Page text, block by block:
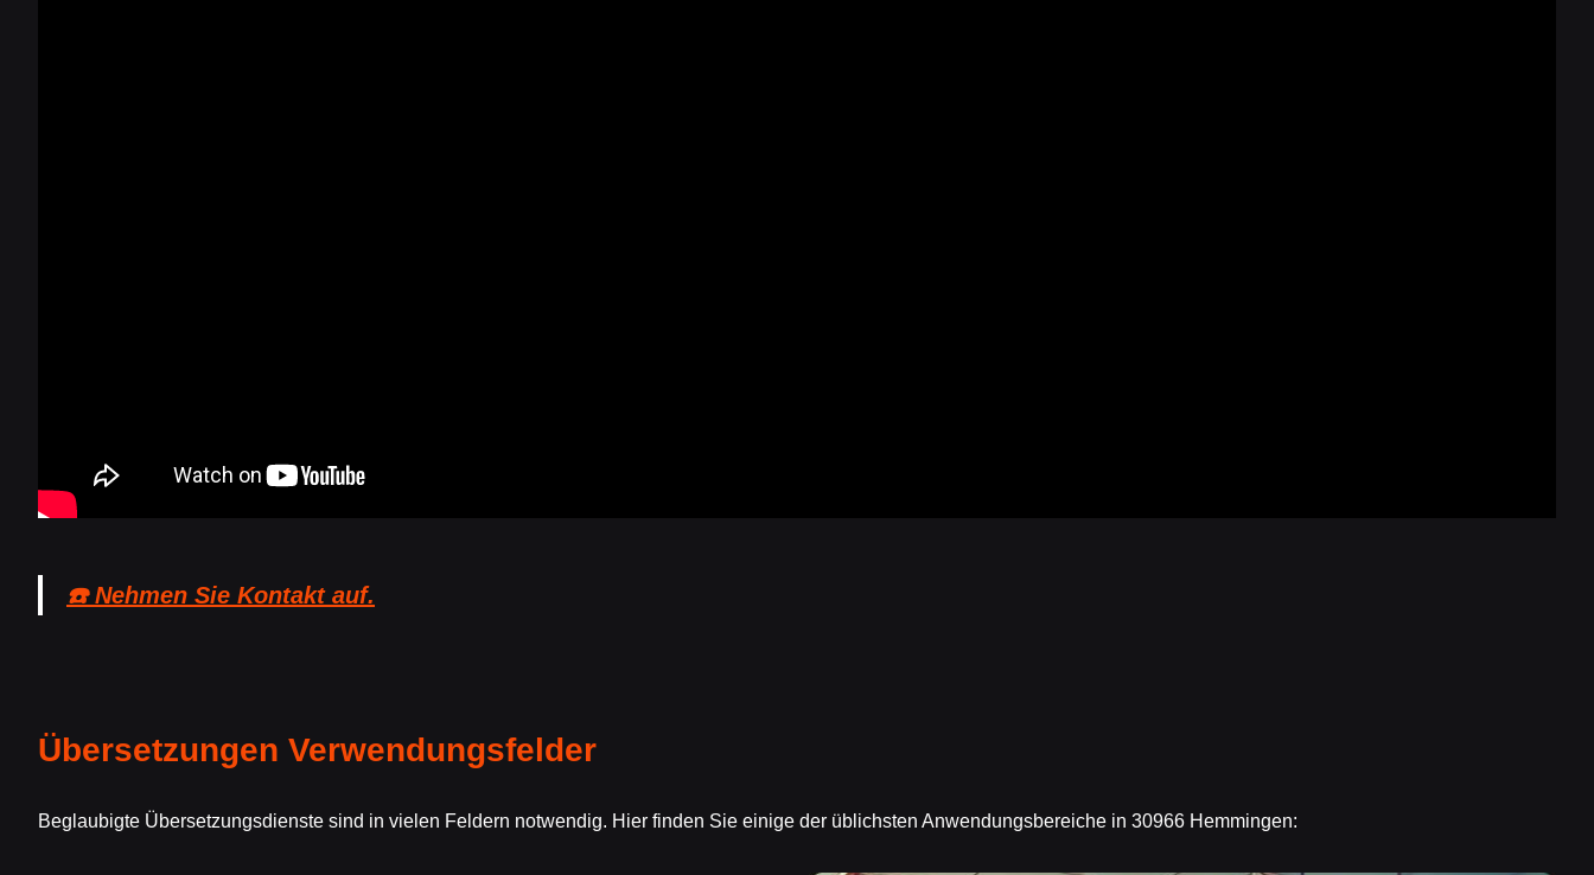
☎️ Nehmen Sie Kontakt auf.
Übersetzungen Verwendungsfelder
Beglaubigte Übersetzungsdienste sind in vielen Feldern notwendig. Hier finden Sie einige der üblichsten Anwendungsbereiche in 30966 Hemmingen: